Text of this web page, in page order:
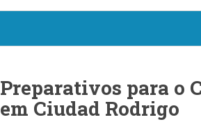
Preparativos para o
em Ciudad Rodrigo